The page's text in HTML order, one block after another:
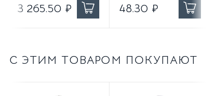
3 265.50 ₽ 48.30 ₽
С ЭТИМ ТОВАРОМ ПОКУПАЮТ